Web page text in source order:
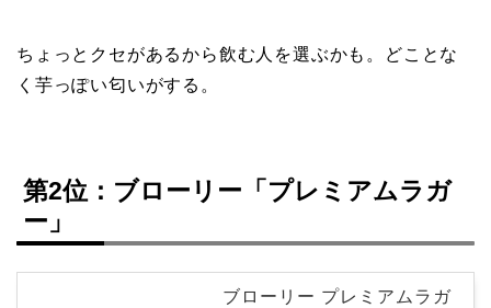
ちょっとクセがあるから飲む人を選ぶかも。どことな
く芋っぽい匂いがする。
第2位：ブローリー「プレミアムラガ
ー」
ブローリー プレミアムラガ